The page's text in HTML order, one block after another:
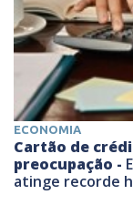
ECONOMIA
Cartão de
preocupação -
atinge recorde